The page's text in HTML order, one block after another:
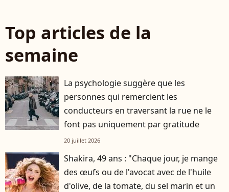
Top articles de la
semaine
La psychologie suggère que les
personnes qui remercient les
conducteurs en traversant la rue ne le
font pas uniquement par gratitude
20 juillet 2026
Shakira, 49 ans : "Chaque jour, je mange
des œufs ou de l'avocat avec de l'huile
d'olive, de la tomate, du sel marin et un